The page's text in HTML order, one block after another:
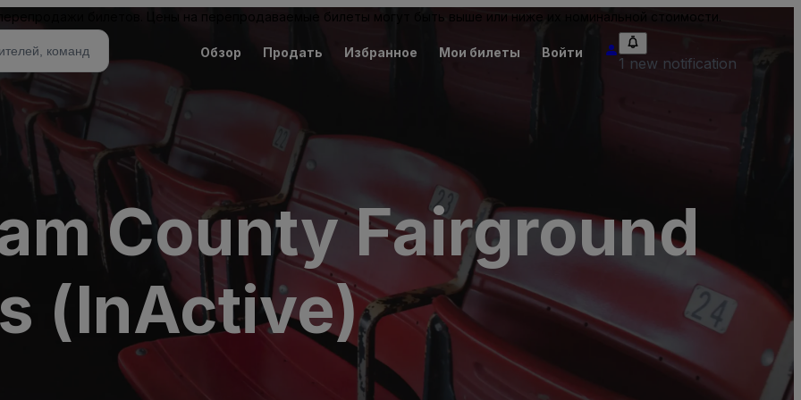
билетов. Цены на перепродаваемые билеты могут быть выше или ниже их номинальной стоимости.
Обзор Продать Избранное Мои билеты Войти
1 new notification
County Fairground
(InActive)